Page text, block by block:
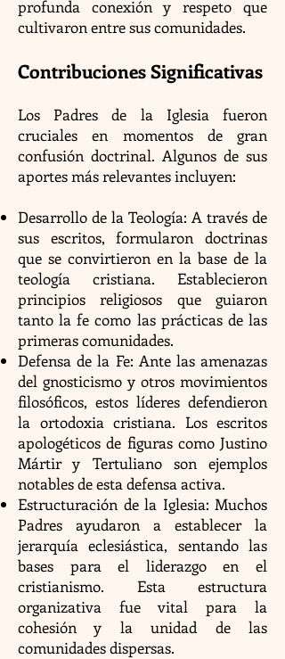
profunda conexión y respeto que
cultivaron entre sus comunidades.
Contribuciones Significativas
Los Padres de la Iglesia fueron
cruciales en momentos de gran
confusión doctrinal. Algunos de sus
aportes más relevantes incluyen:
Desarrollo de la Teología: A través de
sus escritos, formularon doctrinas
que se convirtieron en la base de la
teología cristiana. Establecieron
principios religiosos que guiaron
tanto la fe como las prácticas de las
primeras comunidades.
Defensa de la Fe: Ante las amenazas
del gnosticismo y otros movimientos
filosóficos, estos líderes defendieron
la ortodoxia cristiana. Los escritos
apologéticos de figuras como Justino
Mártir y Tertuliano son ejemplos
notables de esta defensa activa.
Estructuración de la Iglesia: Muchos
Padres ayudaron a establecer la
jerarquía eclesiástica, sentando las
bases para el liderazgo en el
cristianismo. Esta estructura
organizativa fue vital para la
cohesión y la unidad de las
comunidades dispersas.